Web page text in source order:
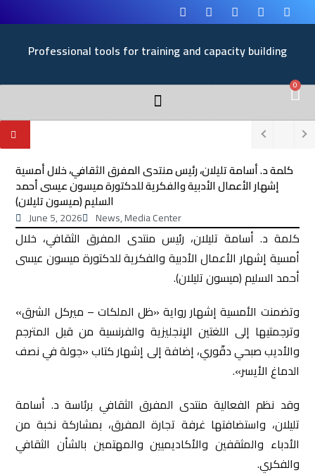
Professional tools for training and capacity building
0
كلمة د. أسامة تليلان، رئيس منتدى المفرق الثقافي، خلال أمسية
إشهار الأعمال الأدبية والفكرية للدكتورة ميسون عيسى أحمد
السليم (ميسون تليلان)
June 5, 2026 News,Media Center
كلمة د. أسامة تليلان، رئيس منتدى المفرق الثقافي، خلال
أمسية إشهار الأعمال الأدبية والفكرية للدكتورة ميسون عيسى
أحمد السليم (ميسون تليلان).
وتضمنت الأمسية إشهار رواية «ظل الملكات – ميركل الشرق»
وترجمتيها إلى اللغتين الإنجليزية والفرنسية من قبل المترجم
والأديب صبحي دقّوري، إضافة إلى إشهار كتاب «جولة في نصف
الدماغ الأيسر».
وقد نظم الفعالية منتدى المفرق الثقافي برئاسة د. أسامة
تليلان، واستضافتها غرفة تجارة المفرق، بمشاركة نخبة من
الأدباء والمثقفين والأكاديميين والمهتمين بالشأن الثقافي
والفكري.